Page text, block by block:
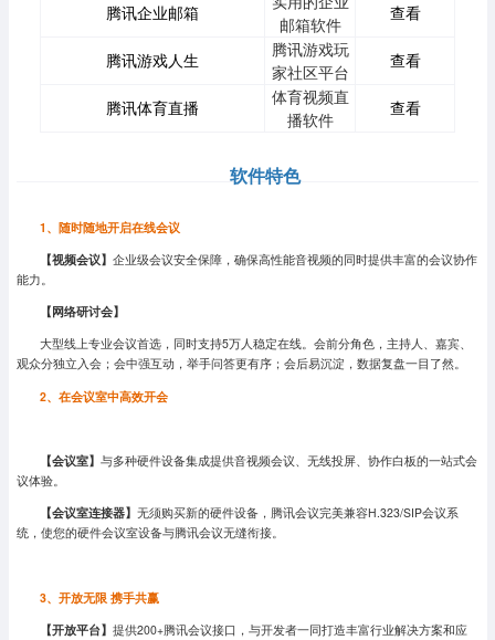
腾讯企业邮箱
邮箱软件
查看
腾讯游戏人生
腾讯游戏玩
家社区平台
查看
腾讯体育直播
体育视频直
播软件
查看
软件特色
1、随时随地开启在线会议
【视频会议】 企业级会议安全保障，确保高性能音视频的同时提供丰富的会议协作
能力。
【网络研讨会】
大型线上专业会议首选，同时支持5万人稳定在线。会前分角色，主持人、嘉宾、
观众分独立入会；会中强互动，举手问答更有序；会后易沉淀，数据复盘一目了然。
2、 在会议室中高效开会
【会议室】 与多种硬件设备集成提供音视频会议、无线投屏、协作白板的一站式会
议体验。
【会议室连接器】 无须购买新的硬件设备，腾讯会议完美兼容H.323/SIP会议系
统，使您的硬件会议室设备与腾讯会议无缝衔接。
3、 开放无限 携手共赢
【开放平台】 提供200+腾讯会议接口，与开发者一同打造丰富行业解决方案和应